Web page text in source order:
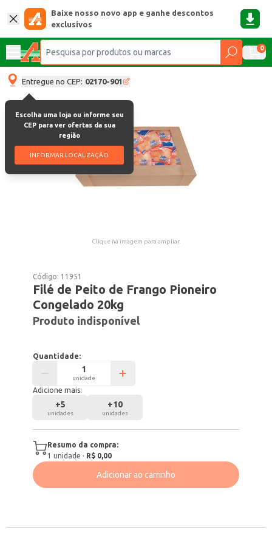
Baixe nosso novo app e ganhe descontos
exclusivos
0
Entregue no CEP: 02170-901
Escolha uma loja ou informe seu
CEP para ver ofertas da sua
região
INFORMAR LOCALIZAÇÃO
Clique na imagem para ampliar.
Código: 11951
Filé de Peito de Frango Pioneiro
Congelado 20kg
Produto indisponível
Quantidade:
unidade
Adicione mais:
+5
unidades
+10
unidades
Resumo da compra:
1 unidade · R$ 0,00
Adicionar ao carrinho